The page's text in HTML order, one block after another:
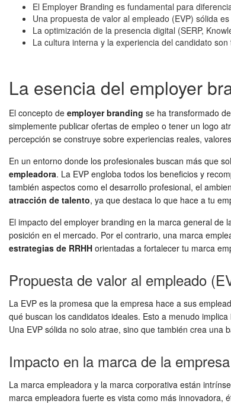
El Employer Branding es fundamental para
Una propuesta de valor al empleado (EVP) sólida
La optimización de la presencia digital (SERP,
La cultura interna y la experiencia del candidato
La esencia del employer
El concepto de employer branding se ha transformado
simplemente publicar ofertas de empleo o tener un logo
percepción se construye sobre experiencias reales,
En un entorno donde los profesionales buscan más que
empleadora. La EVP engloba todos los beneficios y
también aspectos como el desarrollo profesional, el
atracción de talento, ya que destaca lo que hace a tu
El impacto del employer branding en la marca general
posición en el mercado. Por el contrario, una marca
estrategias de RRHH orientadas a fortalecer tu marca
Propuesta de valor al empleado
La EVP es la promesa que la empresa hace a sus
qué buscan los candidatos ideales. Esto a menudo
Una EVP sólida no solo atrae, sino que también crea una
Impacto en la marca de la empresa
La marca empleadora y la marca corporativa están
marca empleadora fuerte es vista como más innovadora,